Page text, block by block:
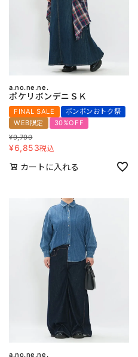
a.no.ne.ne.
ポケリボンデニＳＫ
FINAL SALE
ボンボンおトク祭
WEB限定
30%OFF
¥9,790
¥6,853税込
カートに入れる
a.no.ne.ne.